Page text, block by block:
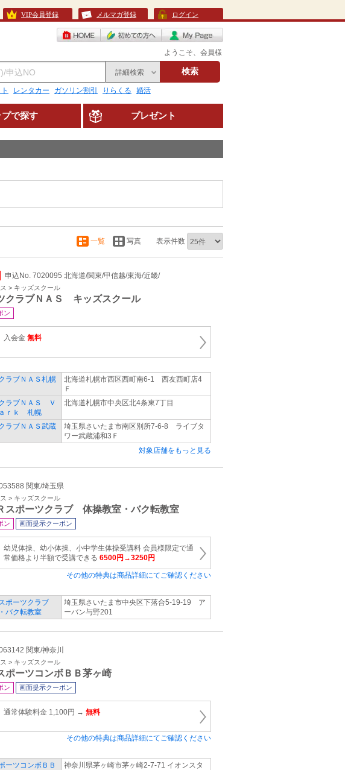
VIP会員登録 メルマガ登録 ログイン
ようこそ、会員様
詳細検索 検索
レンタカー ガソリン割引 りらくる 婚活
プで探す プレゼント
一覧 写真 表示件数
申込No. 7020095 北海道/関東/甲信越/東海/近畿/
> キッズスクール
クラブＮＡＳ キッズスクール
ン
入会金 無料
ラブＮＡＳ札幌
北海道札幌市西区西町南6-1 西友西町店4
Ｆ
ラブＮＡＳ Ｖ
ｒｋ 札幌
北海道札幌市中央区北4条東7丁目
ラブＮＡＳ武蔵
埼玉県さいたま市南区別所7-6-8 ライブタ
ワー武蔵浦和3Ｆ
対象店舗をもっと見る
関東/埼玉県
> キッズスクール
スポーツクラブ 体操教室・バク転教室
ン 画面提示クーポン
幼児体操、幼小体操、小中学生体操受講料 会員様限定で通
常価格より半額で受講できる 6500円→3250円
その他の特典は商品詳細にてご確認ください
ポーツクラブ
バク転教室
埼玉県さいたま市中央区下落合5-19-19 ア
ーバン与野201
関東/神奈川
> キッズスクール
ポーツコンボＢＢ茅ヶ崎
ン 画面提示クーポン
通常体験料金 1,100円 → 無料
その他の特典は商品詳細にてご確認ください
ーツコンボＢＢ
神奈川県茅ヶ崎市茅ヶ崎2-7-71 イオンスタ